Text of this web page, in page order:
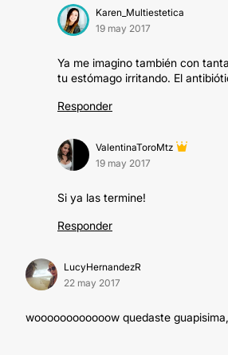
Karen_Multiestetica
19 may 2017
Ya me imagino también con
tu estómago irritando. El
Responder
ValentinaToroMtz
19 may 2017
Si ya las termine!
Responder
LucyHernandezR
22 may 2017
woooooooooooow quedaste